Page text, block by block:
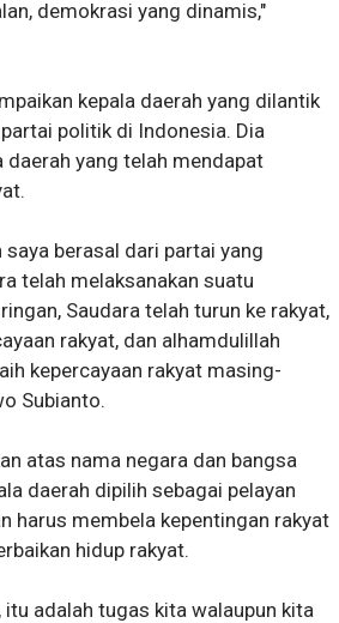
demokrasi yang dinamis,"
kepala daerah yang dilantik
politik di Indonesia. Dia
daerah yang telah mendapat
saya berasal dari partai yang
telah melaksanakan suatu
Saudara telah turun ke rakyat,
rakyat, dan alhamdulillah
kepercayaan rakyat masing-
Subianto.
atas nama negara dan bangsa
daerah dipilih sebagai pelayan
harus membela kepentingan rakyat
hidup rakyat.
itu adalah tugas kita walaupun kita